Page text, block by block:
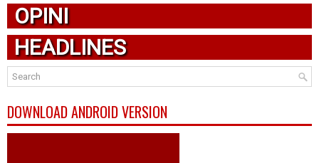
OPINI
HEADLINES
DOWNLOAD ANDROID VERSION